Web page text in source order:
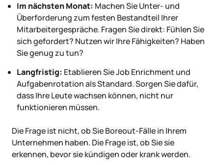
Im nächsten Monat: Machen Sie Unter- und
Überforderung zum festen Bestandteil Ihrer
Mitarbeitergespräche. Fragen Sie direkt: Fühlen Sie
sich gefordert? Nutzen wir Ihre Fähigkeiten? Haben
Sie genug zu tun?
Langfristig: Etablieren Sie Job Enrichment und
Aufgabenrotation als Standard. Sorgen Sie dafür,
dass Ihre Leute wachsen können, nicht nur
funktionieren müssen.
Die Frage ist nicht, ob Sie Boreout-Fälle in Ihrem
Unternehmen haben. Die Frage ist, ob Sie sie
erkennen, bevor sie kündigen oder krank werden.